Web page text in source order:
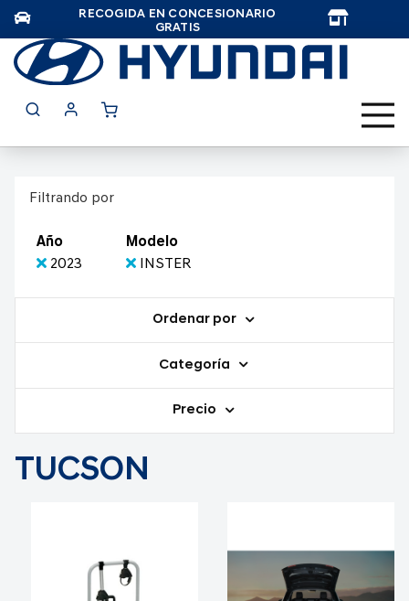
RECOGIDA EN CONCESIONARIO
GRATIS
Filtrando por
Año
2023
Modelo
INSTER
Ordenar por
Categoría
Precio
TUCSON